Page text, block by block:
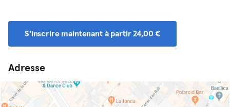
S'inscrire maintenant à partir 24,00 €
Adresse